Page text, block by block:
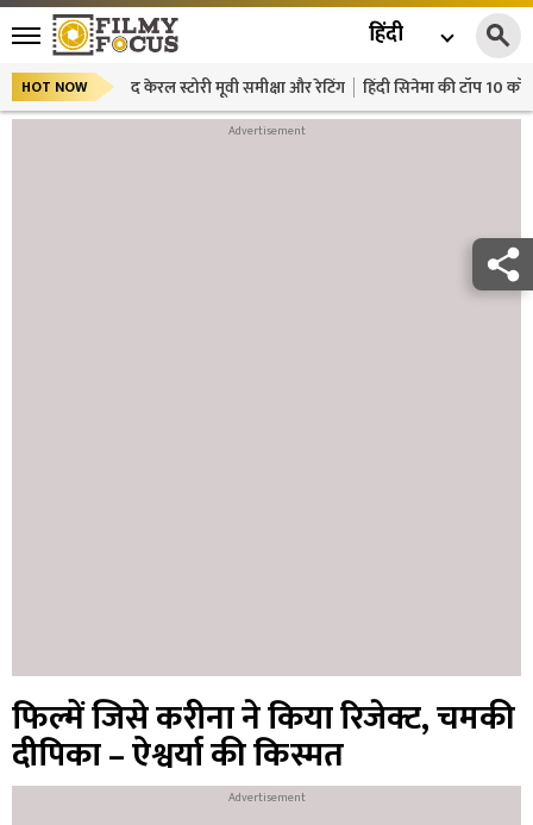
हिंदी
HOT NOW द केरल स्टोरी मूवी समीक्षा और रेटिंग हिंदी सिनेमा की टॉप 10
फिल्में जिसे करीना ने किया रिजेक्ट, चमकी
दीपिका – ऐश्वर्या की किस्मत